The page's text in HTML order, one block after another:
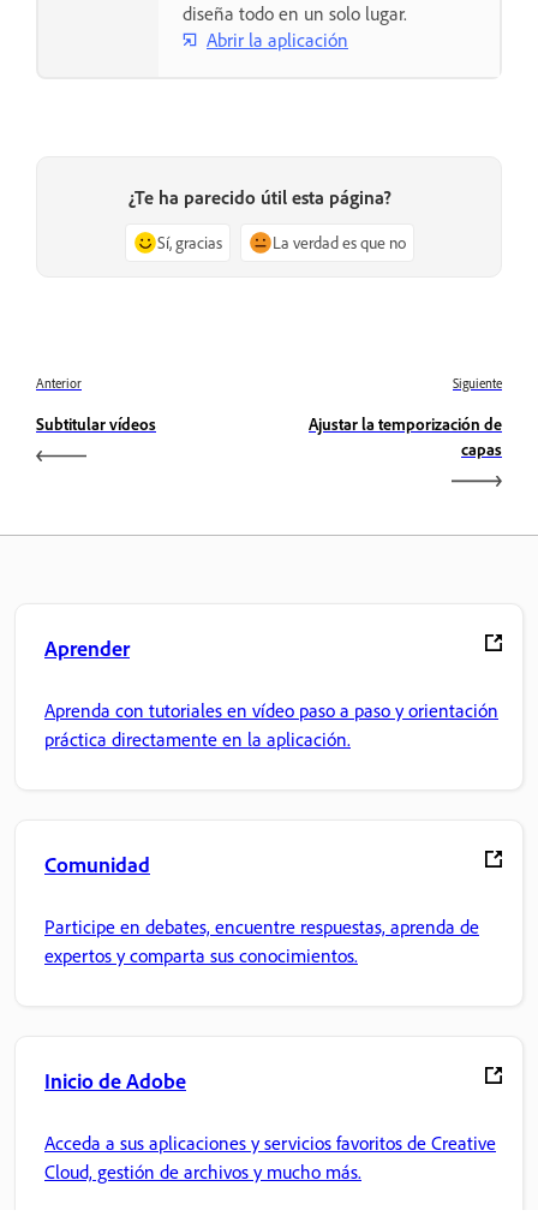
diseña todo en un solo lugar.
Abrir la aplicación
¿Te ha parecido útil esta página?
Sí, gracias La verdad es que no
Anterior
Subtitular vídeos
Siguiente
Ajustar la temporización de
capas
Aprender
Aprenda con tutoriales en vídeo paso a paso y orientación
práctica directamente en la aplicación.
Comunidad
Participe en debates, encuentre respuestas, aprenda de
expertos y comparta sus conocimientos.
Inicio de Adobe
Acceda a sus aplicaciones y servicios favoritos de Creative
Cloud, gestión de archivos y mucho más.